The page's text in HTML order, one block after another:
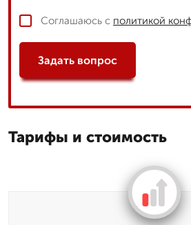
Соглашаюсь с политикой
Задать вопрос
Тарифы и стоимость